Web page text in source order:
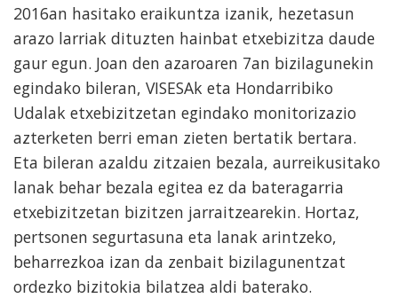
2016an hasitako eraikuntza izanik, hezetasun
arazo larriak dituzten hainbat etxebizitza daude
gaur egun. Joan den azaroaren 7an bizilagunekin
egindako bileran, VISESAk eta Hondarribiko
Udalak etxebizitzetan egindako monitorizazio
azterketen berri eman zieten bertatik bertara.
Eta bileran azaldu zitzaien bezala, aurreikusitako
lanak behar bezala egitea ez da bateragarria
etxebizitzetan bizitzen jarraitzearekin. Hortaz,
pertsonen segurtasuna eta lanak arintzeko,
beharrezkoa izan da zenbait bizilagunentzat
ordezko bizitokia bilatzea aldi baterako.